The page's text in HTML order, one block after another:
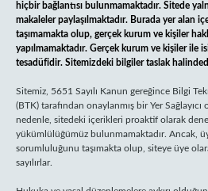
hiçbir bağlantısı bulunmamaktadır. Sitede
makaleler paylaşılmaktadır. Burada yer alan
taşımamakta olup, gerçek kurum ve kişiler
yapılmamaktadır. Gerçek kurum ve kişiler ile
tesadüfidir. Sitemizdeki bilgiler taslak
Sitemiz, 5651 Sayılı Kanun gereğince Bilgi
(BTK) tarafından onaylanmış bir Yer
nedenle, sitedeki içerikleri proaktif olarak
yükümlülüğümüz bulunmamaktadır. Ancak,
sorumluluğunu taşımakta olup, siteye üye
sayılırlar.